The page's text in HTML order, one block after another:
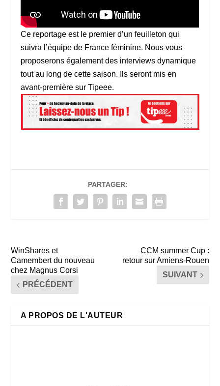
Ce reportage est le premier d’un feuilleton qui
suivra l’équipe de France féminine. Nous vous
proposerons également des interviews dynamique
tout au long de cette saison. Ils seront mis en
avant-première sur Tipeee.
PARTAGER:
WinShares et
Camembert du nouveau
chez Magnus Corsi
PRÉCÉDENT
CCM summer Cup :
retour sur Amiens-Rouen
SUIVANT
A PROPOS DE L'AUTEUR